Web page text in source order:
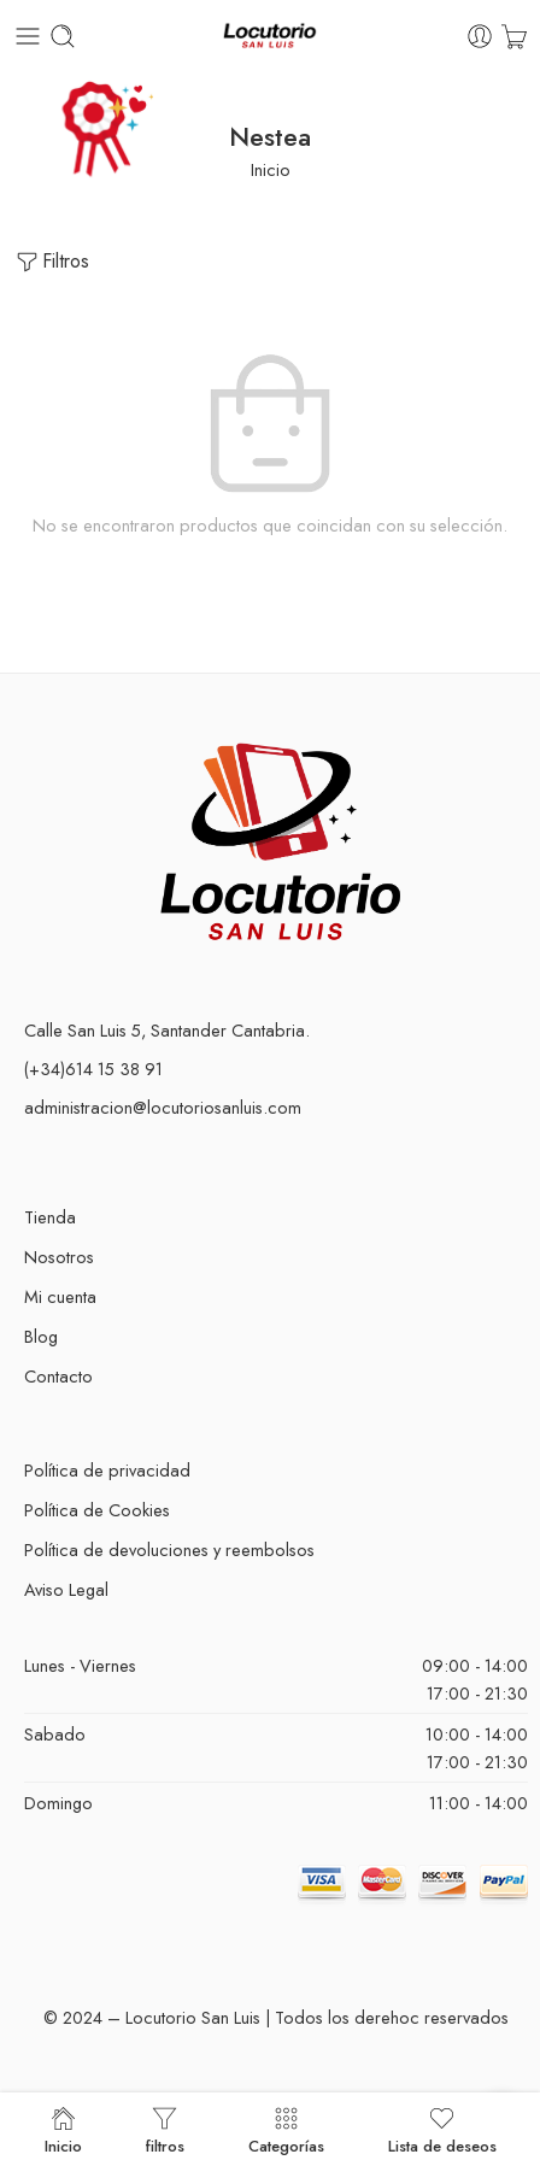
Nestea
Inicio
Filtros
No se encontraron productos que coincidan con su selección.
Calle San Luis 5, Santander Cantabria.
(+34)614 15 38 91
administracion@locutoriosanluis.com
Tienda
Nosotros
Mi cuenta
Blog
Contacto
Política de privacidad
Política de Cookies
Política de devoluciones y reembolsos
Aviso Legal
Lunes - Viernes
09:00 - 14:00
17:00 - 21:30
Sabado
10:00 - 14:00
17:00 - 21:30
Domingo
11:00 - 14:00
© 2024 – Locutorio San Luis | Todos los derehoc reservados
Inicio filtros Categorías Lista de deseos